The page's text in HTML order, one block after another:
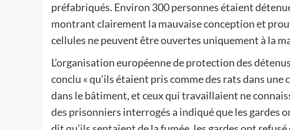
préfabriqués. Environ 300 personnes étaient
montrant clairement la mauvaise conception et
cellules ne peuvent être ouvertes uniquement à la
L’organisation européenne de protection des
conclu « qu’ils étaient pris comme des rats dans
dans le bâtiment, et ceux qui travaillaient ne
des prisonniers interrogés a indiqué que les gardes